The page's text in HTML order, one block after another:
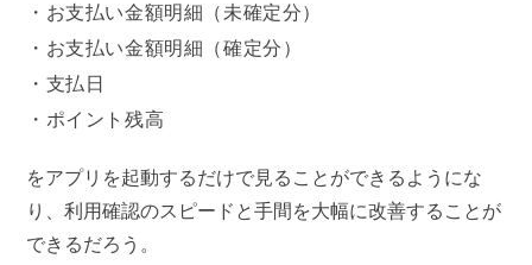
お支払い金額明細（未確定分）
お支払い金額明細（確定分）
支払日
ポイント残高
をアプリを起動するだけで見ることができるようにな
り、利用確認のスピードと手間を大幅に改善することが
できるだろう。